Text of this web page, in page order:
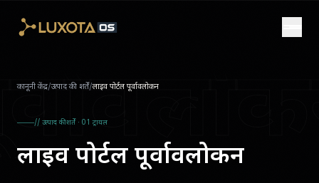
कानूनी केंद्र/उत्पाद की शर्तें/लाइव पोर्टल पूर्वावलोकन
// उत्पाद की शर्तें · 01 ट्रायल
लाइव पोर्टल पूर्वावलोकन